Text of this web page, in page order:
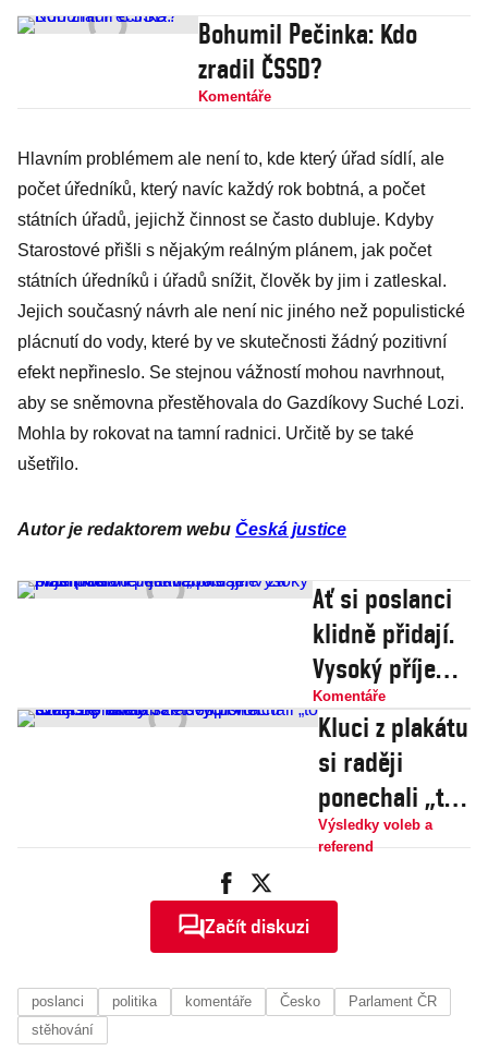
Bohumil Pečinka: Kdo
zradil ČSSD?
Komentáře
Hlavním problémem ale není to, kde který úřad sídlí, ale
počet úředníků, který navíc každý rok bobtná, a počet
státních úřadů, jejichž činnost se často dubluje. Kdyby
Starostové přišli s nějakým reálným plánem, jak počet
státních úředníků i úřadů snížit, člověk by jim i zatleskal.
Jejich současný návrh ale není nic jiného než populistické
plácnutí do vody, které by ve skutečnosti žádný pozitivní
efekt nepřineslo. Se stejnou vážností mohou navrhnout,
aby se sněmovna přestěhovala do Gazdíkovy Suché Lozi.
Mohla by rokovat na tamní radnici. Určitě by se také
ušetřilo.
Autor je redaktorem webu Česká justice
Ať si poslanci
klidně přidají.
Vysoký příjem
berme i jako
„bolestné“ za
práci, kterou
pochválí asi
jen maminka
Komentáře
Kluci z plakátu
si raději
ponechali „to
své jisté“
Pospíšil a
svých voličů
Výsledky voleb a
referend
Začít diskuzi
poslanci politika komentáře Česko
Parlament ČR
stěhování